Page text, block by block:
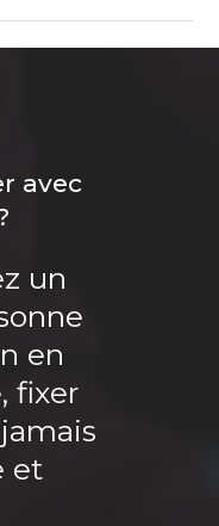
avec
un
en
fixer
et